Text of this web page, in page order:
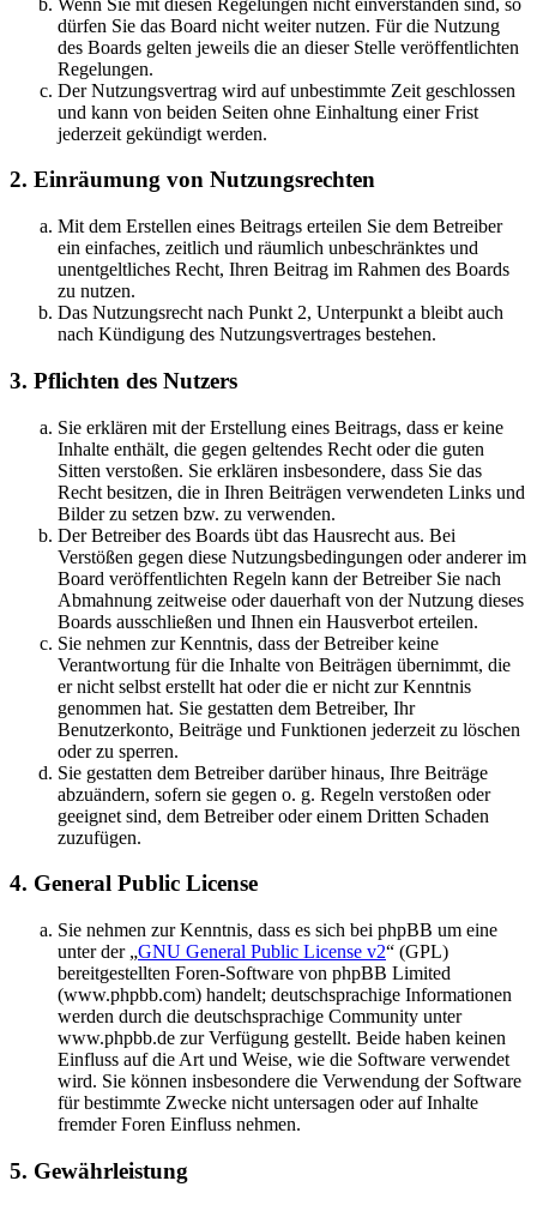
dürfen Sie das Board nicht weiter nutzen. Für die Nutzung
des Boards gelten jeweils die an dieser Stelle veröffentlichten
Regelungen.
Der Nutzungsvertrag wird auf unbestimmte Zeit geschlossen
und kann von beiden Seiten ohne Einhaltung einer Frist
jederzeit gekündigt werden.
2. Einräumung von Nutzungsrechten
Mit dem Erstellen eines Beitrags erteilen Sie dem Betreiber
ein einfaches, zeitlich und räumlich unbeschränktes und
unentgeltliches Recht, Ihren Beitrag im Rahmen des Boards
zu nutzen.
Das Nutzungsrecht nach Punkt 2, Unterpunkt a bleibt auch
nach Kündigung des Nutzungsvertrages bestehen.
3. Pflichten des Nutzers
Sie erklären mit der Erstellung eines Beitrags, dass er keine
Inhalte enthält, die gegen geltendes Recht oder die guten
Sitten verstoßen. Sie erklären insbesondere, dass Sie das
Recht besitzen, die in Ihren Beiträgen verwendeten Links und
Bilder zu setzen bzw. zu verwenden.
Der Betreiber des Boards übt das Hausrecht aus. Bei
Verstößen gegen diese Nutzungsbedingungen oder anderer im
Board veröffentlichten Regeln kann der Betreiber Sie nach
Abmahnung zeitweise oder dauerhaft von der Nutzung dieses
Boards ausschließen und Ihnen ein Hausverbot erteilen.
Sie nehmen zur Kenntnis, dass der Betreiber keine
Verantwortung für die Inhalte von Beiträgen übernimmt, die
er nicht selbst erstellt hat oder die er nicht zur Kenntnis
genommen hat. Sie gestatten dem Betreiber, Ihr
Benutzerkonto, Beiträge und Funktionen jederzeit zu löschen
oder zu sperren.
Sie gestatten dem Betreiber darüber hinaus, Ihre Beiträge
abzuändern, sofern sie gegen o. g. Regeln verstoßen oder
geeignet sind, dem Betreiber oder einem Dritten Schaden
zuzufügen.
4. General Public License
Sie nehmen zur Kenntnis, dass es sich bei phpBB um eine
unter der „GNU General Public License v2“ (GPL)
bereitgestellten Foren-Software von phpBB Limited
(www.phpbb.com) handelt; deutschsprachige Informationen
werden durch die deutschsprachige Community unter
www.phpbb.de zur Verfügung gestellt. Beide haben keinen
Einfluss auf die Art und Weise, wie die Software verwendet
wird. Sie können insbesondere die Verwendung der Software
für bestimmte Zwecke nicht untersagen oder auf Inhalte
fremder Foren Einfluss nehmen.
5. Gewährleistung